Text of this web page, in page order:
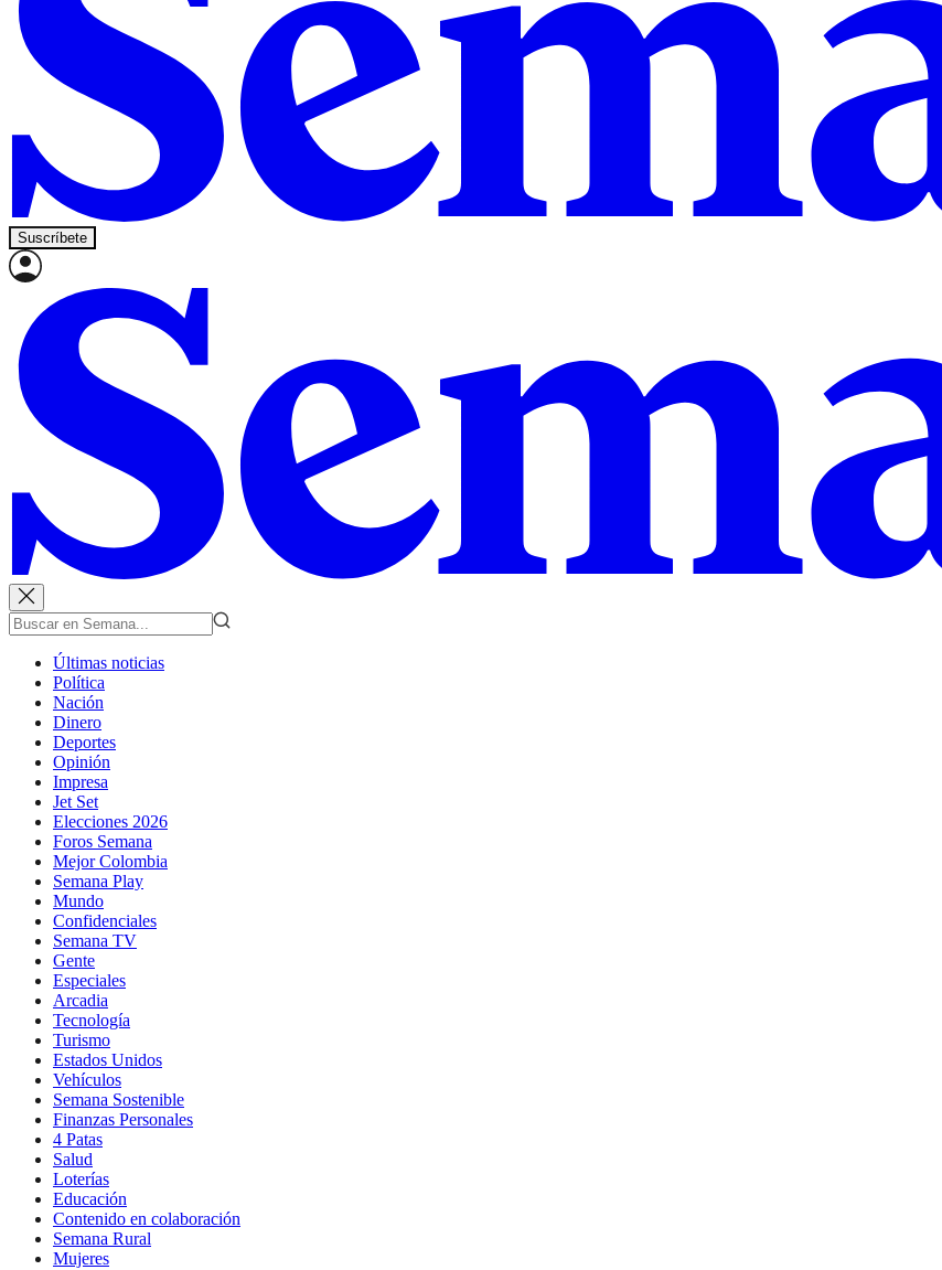
Suscríbete
Últimas noticias
Política
Nación
Dinero
Deportes
Opinión
Impresa
Jet Set
Elecciones 2026
Foros Semana
Mejor Colombia
Semana Play
Mundo
Confidenciales
Semana TV
Gente
Especiales
Arcadia
Tecnología
Turismo
Estados Unidos
Vehículos
Semana Sostenible
Finanzas Personales
4 Patas
Salud
Loterías
Educación
Contenido en colaboración
Semana Rural
Mujeres